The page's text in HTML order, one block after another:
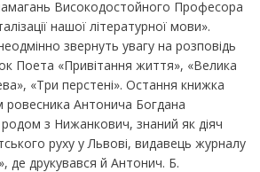
Високодостойного Професора
нашої літературної мови».
звернуть увагу на розповідь
Поета «Привітання життя», «Велика
«Три перстені». Остання книжка
Антонича Богдана
з Нижанкович, знаний як діяч
руху у Львові, видавець журналу
де друкувався й Антонич. Б.